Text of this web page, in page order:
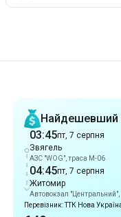
Найдешевший
03:45пт, 7 серпня
Звягель
АЗС "WOG", траса М-06
04:45пт, 7 серпня
Житомир
Автовокзал "Центральний",
Перевізник: ТТК Нова